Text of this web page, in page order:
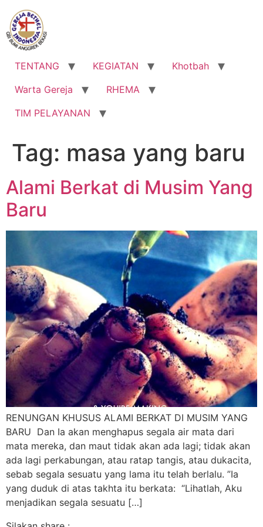
Lewati
konten
TENTANG KEGIATAN
Khotbah
Warta Gereja
RHEMA
TIM PELAYANAN
Tag: masa yang baru
Alami Berkat di Musim Yang
Baru
RENUNGAN KHUSUS ALAMI BERKAT DI MUSIM YANG
BARU Dan Ia akan menghapus segala air mata dari
mata mereka, dan maut tidak akan ada lagi; tidak akan
ada lagi perkabungan, atau ratap tangis, atau dukacita,
sebab segala sesuatu yang lama itu telah berlalu. ”Ia
yang duduk di atas takhta itu berkata: “Lihatlah, Aku
menjadikan segala sesuatu […]